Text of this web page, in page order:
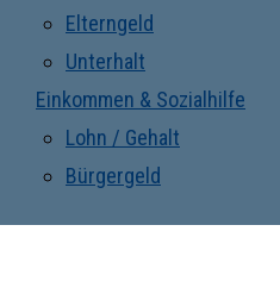
Elterngeld
Unterhalt
Einkommen & Sozialhilfe
Lohn / Gehalt
Bürgergeld